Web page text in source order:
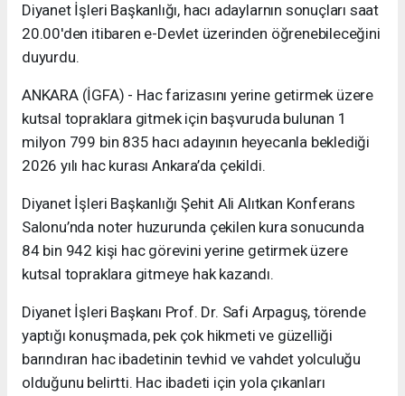
Diyanet İşleri Başkanlığı, hacı adaylarnın sonuçları saat
20.00'den itibaren e-Devlet üzerinden öğrenebileceğini
duyurdu.
ANKARA (İGFA) - Hac farizasını yerine getirmek üzere
kutsal topraklara gitmek için başvuruda bulunan 1
milyon 799 bin 835 hacı adayının heyecanla beklediği
2026 yılı hac kurası Ankara’da çekildi.
Diyanet İşleri Başkanlığı Şehit Ali Alıtkan Konferans
Salonu’nda noter huzurunda çekilen kura sonucunda
84 bin 942 kişi hac görevini yerine getirmek üzere
kutsal topraklara gitmeye hak kazandı.
Diyanet İşleri Başkanı Prof. Dr. Safi Arpaguş, törende
yaptığı konuşmada, pek çok hikmeti ve güzelliği
barındıran hac ibadetinin tevhid ve vahdet yolculuğu
olduğunu belirtti. Hac ibadeti için yola çıkanları